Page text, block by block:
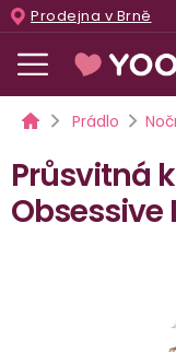
Přejít
na
obsah
Prodejna v Brně
DomůPrádlo
Průsvitná
Obsessive